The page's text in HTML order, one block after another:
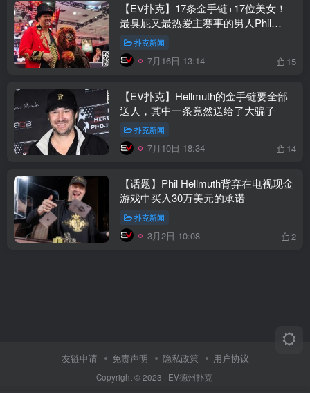
【EV扑克】17条金手链+17位美女！
最臭屁又最热爱主赛事的男人Phil
Hellmuth
扑克新闻
7月16日 13:14 15
【EV扑克】Hellmuth的金手链要全部
送人，其中一条竟然送给了大骗子
扑克新闻
7月10日 18:34 14
【话题】Phil Hellmuth背弃在电视现金
游戏中买入30万美元的承诺
扑克新闻
3月2日 10:08 2
友链申请 免责声明 隐私政策 用户协议
Copyright © 2023 · EV德州扑克